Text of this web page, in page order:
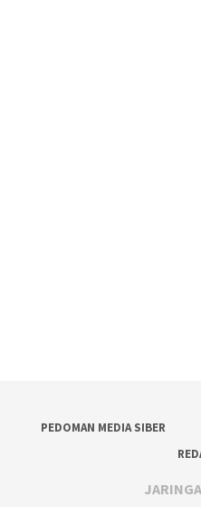
PEDOMAN MEDIA SIBER